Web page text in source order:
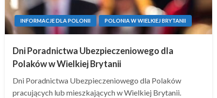
INFORMACJE DLA POLONII POLONIA W WIELKIEJ BRYTANII
Dni Poradnictwa Ubezpieczeniowego dla
Polaków w Wielkiej Brytanii
Dni Poradnictwa Ubezpieczeniowego dla Polaków
pracujących lub mieszkających w Wielkiej Brytanii.